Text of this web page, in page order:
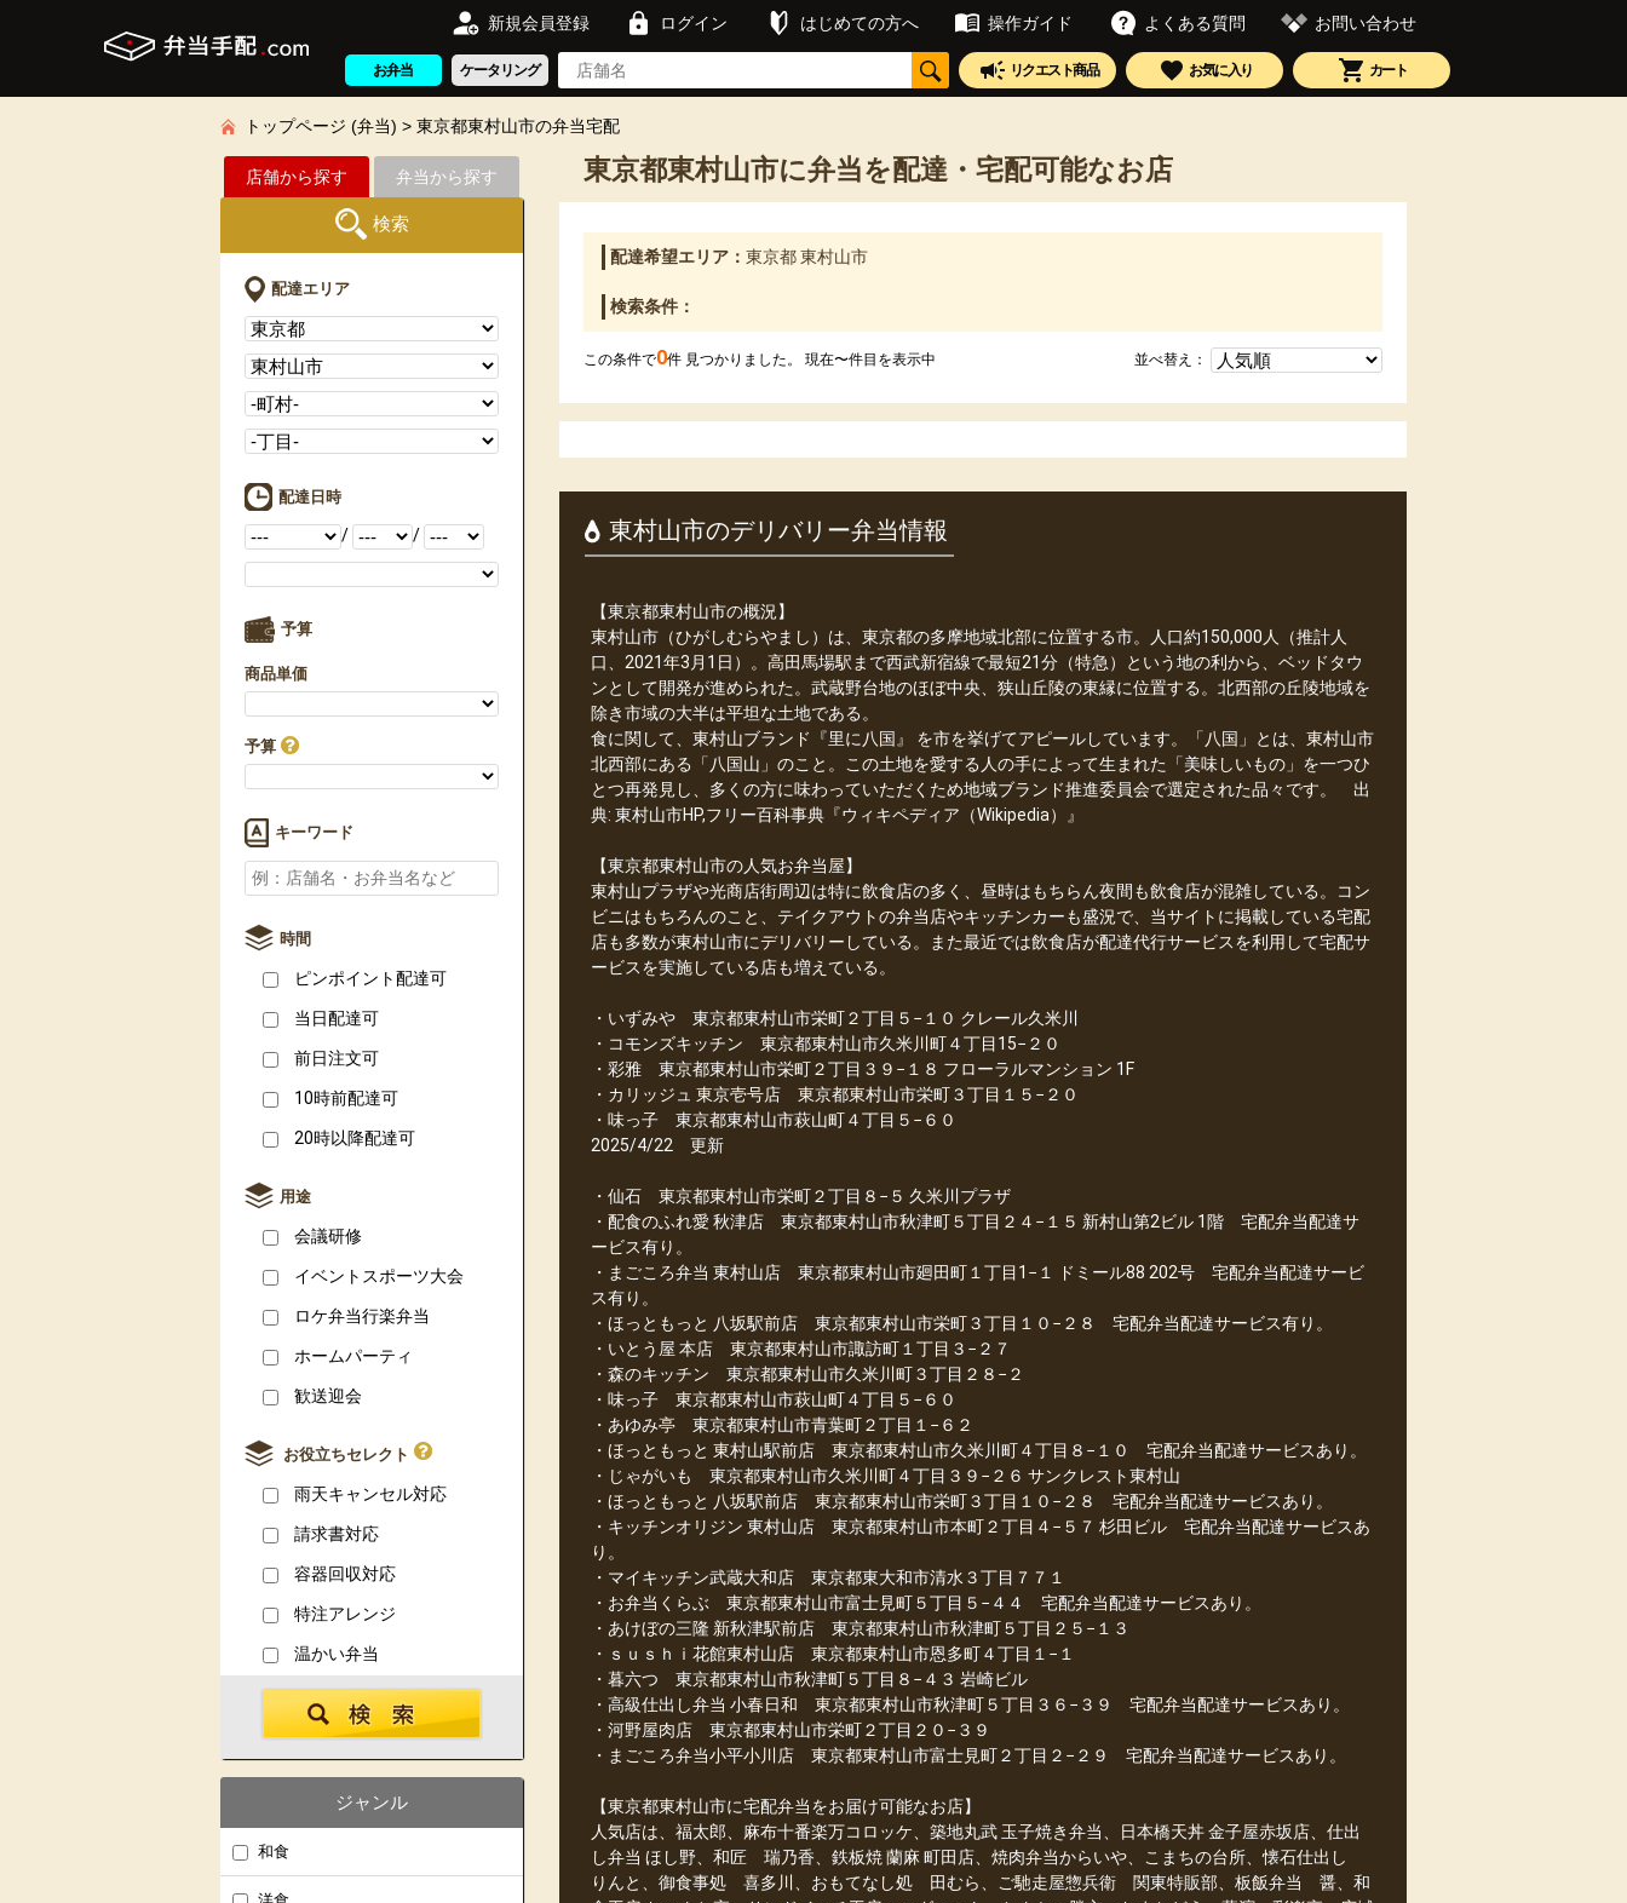
新規会員登録 ログイン はじめての方へ 操作ガイド よくある質問 お問い合わせ
お弁当 ケータリング リクエスト商品 お気に入り カート
トップページ (弁当) 東京都東村山市の弁当宅配
店舗から探す 弁当から探す
検索
配達エリア
配達日時
/ /
予算
商品単価
予算
キーワード
時間
ピンポイント配達可
当日配達可
前日注文可
10時前配達可
20時以降配達可
用途
会議研修
イベントスポーツ大会
ロケ弁当行楽弁当
ホームパーティ
歓送迎会
お役立ちセレクト
雨天キャンセル対応
請求書対応
容器回収対応
特注アレンジ
温かい弁当
ジャンル
和食
洋食
東京都東村山市に弁当を配達・宅配可能なお店
配達希望エリア： 東京都 東村山市
検索条件：
この条件で0件 見つかりました。 現在〜件目を表示中 並べ替え：
東村山市のデリバリー弁当情報
【東京都東村山市の概況】
東村山市（ひがしむらやまし）は、東京都の多摩地域北部に位置する市。人口約150,000人（推計人
口、2021年3月1日）。高田馬場駅まで西武新宿線で最短21分（特急）という地の利から、ベッドタウ
ンとして開発が進められた。武蔵野台地のほぼ中央、狭山丘陵の東縁に位置する。北西部の丘陵地域を
除き市域の大半は平坦な土地である。
食に関して、東村山ブランド『里に八国』 を市を挙げてアピールしています。「八国」とは、東村山市
北西部にある「八国山」のこと。この土地を愛する人の手によって生まれた「美味しいもの」を一つひ
とつ再発見し、多くの方に味わっていただくため地域ブランド推進委員会で選定された品々です。 出
典: 東村山市HP,フリー百科事典『ウィキペディア（Wikipedia）』
【東京都東村山市の人気お弁当屋】
東村山プラザや光商店街周辺は特に飲食店の多く、昼時はもちらん夜間も飲食店が混雑している。コン
ビニはもちろんのこと、テイクアウトの弁当店やキッチンカーも盛況で、当サイトに掲載している宅配
店も多数が東村山市にデリバリーしている。また最近では飲食店が配達代行サービスを利用して宅配サ
ービスを実施している店も増えている。
・いずみや 東京都東村山市栄町２丁目５−１０ クレール久米川
・コモンズキッチン 東京都東村山市久米川町４丁目15−２０
・彩雅 東京都東村山市栄町２丁目３９−１８ フローラルマンション 1F
・カリッジュ 東京壱号店 東京都東村山市栄町３丁目１５−２０
・味っ子 東京都東村山市萩山町４丁目５−６０
2025/4/22 更新
・仙石 東京都東村山市栄町２丁目８−５ 久米川プラザ
・配食のふれ愛 秋津店 東京都東村山市秋津町５丁目２４−１５ 新村山第2ビル 1階 宅配弁当配達サ
ービス有り。
・まごころ弁当 東村山店 東京都東村山市廻田町１丁目1−１ ドミール88 202号 宅配弁当配達サービ
ス有り。
・ほっともっと 八坂駅前店 東京都東村山市栄町３丁目１０−２８ 宅配弁当配達サービス有り。
・いとう屋 本店 東京都東村山市諏訪町１丁目３−２７
・森のキッチン 東京都東村山市久米川町３丁目２８−２
・味っ子 東京都東村山市萩山町４丁目５−６０
・あゆみ亭 東京都東村山市青葉町２丁目１−６２
・ほっともっと 東村山駅前店 東京都東村山市久米川町４丁目８−１０ 宅配弁当配達サービスあり。
・じゃがいも 東京都東村山市久米川町４丁目３９−２６ サンクレスト東村山
・ほっともっと 八坂駅前店 東京都東村山市栄町３丁目１０−２８ 宅配弁当配達サービスあり。
・キッチンオリジン 東村山店 東京都東村山市本町２丁目４−５７ 杉田ビル 宅配弁当配達サービスあ
り。
・マイキッチン武蔵大和店 東京都東大和市清水３丁目７７１
・お弁当くらぶ 東京都東村山市富士見町５丁目５−４４ 宅配弁当配達サービスあり。
・あけぼの三隆 新秋津駅前店 東京都東村山市秋津町５丁目２５−１３
・ｓｕｓｈｉ花館東村山店 東京都東村山市恩多町４丁目１−１
・暮六つ 東京都東村山市秋津町５丁目８−４３ 岩崎ビル
・高級仕出し弁当 小春日和 東京都東村山市秋津町５丁目３６−３９ 宅配弁当配達サービスあり。
・河野屋肉店 東京都東村山市栄町２丁目２０−３９
・まごころ弁当小平小川店 東京都東村山市富士見町２丁目２−２９ 宅配弁当配達サービスあり。
【東京都東村山市に宅配弁当をお届け可能なお店】
人気店は、福太郎、麻布十番楽万コロッケ、築地丸武 玉子焼き弁当、日本橋天丼 金子屋赤坂店、仕出
し弁当 ほし野、和匠 瑞乃香、鉄板焼 蘭麻 町田店、焼肉弁当からいや、こまちの台所、懐石仕出し
りんと、御食事処 喜多川、おもてなし処 田むら、ご馳走屋惣兵衛 関東特販部、板飯弁当 醤、和